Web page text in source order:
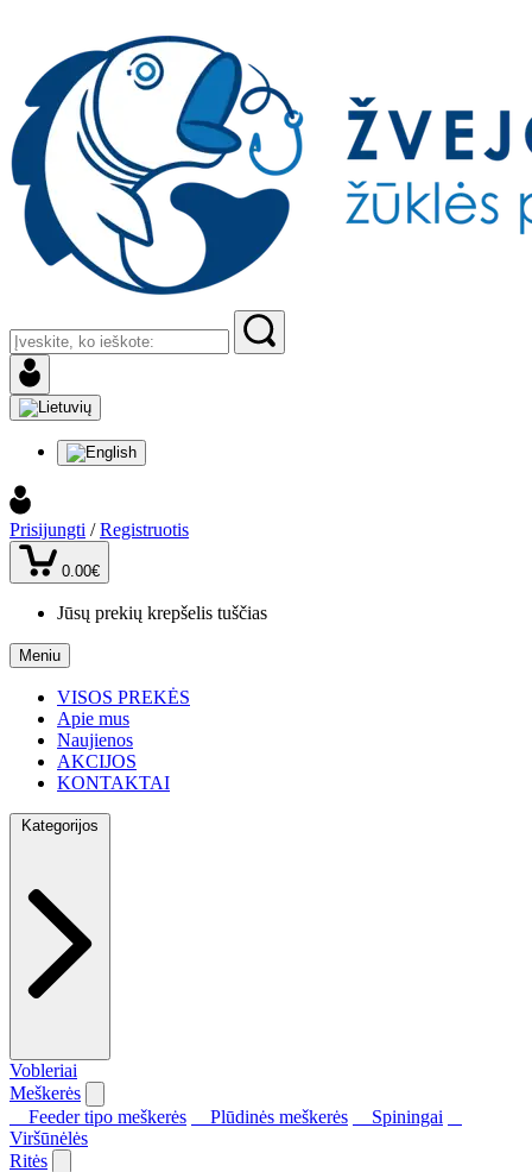
Prisijungti / Registruotis
0.00€
Jūsų prekių krepšelis tuščias
Meniu
VISOS PREKĖS
Apie mus
Naujienos
AKCIJOS
KONTAKTAI
Kategorijos
Vobleriai
Meškerės
Feeder tipo meškerės
Plūdinės meškerės
Spiningai
Viršūnėlės
Ritės